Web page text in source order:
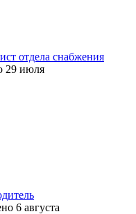
отдела снабжения
29 июля
6 августа